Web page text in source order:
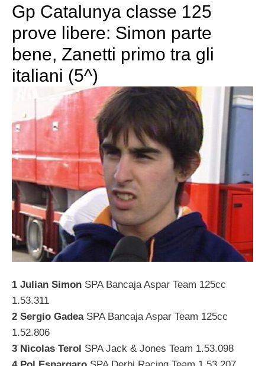
Gp Catalunya classe 125
prove libere: Simon parte
bene, Zanetti primo tra gli
italiani (5^)
1 Julian Simon SPA Bancaja Aspar Team 125cc
1.53.311
2 Sergio Gadea SPA Bancaja Aspar Team 125cc
1.52.806
3 Nicolas Terol SPA Jack & Jones Team 1.53.098